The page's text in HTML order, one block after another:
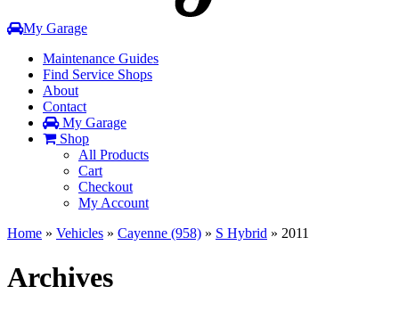
My Garage
Maintenance Guides
Find Service Shops
About
Contact
My Garage
Shop
All Products
Cart
Checkout
My Account
Home » Vehicles » Cayenne (958) » S Hybrid » 2011
Archives